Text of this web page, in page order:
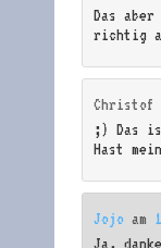
Das
richtig
Christof
;) Das
Hast
Jojo am
Ja,